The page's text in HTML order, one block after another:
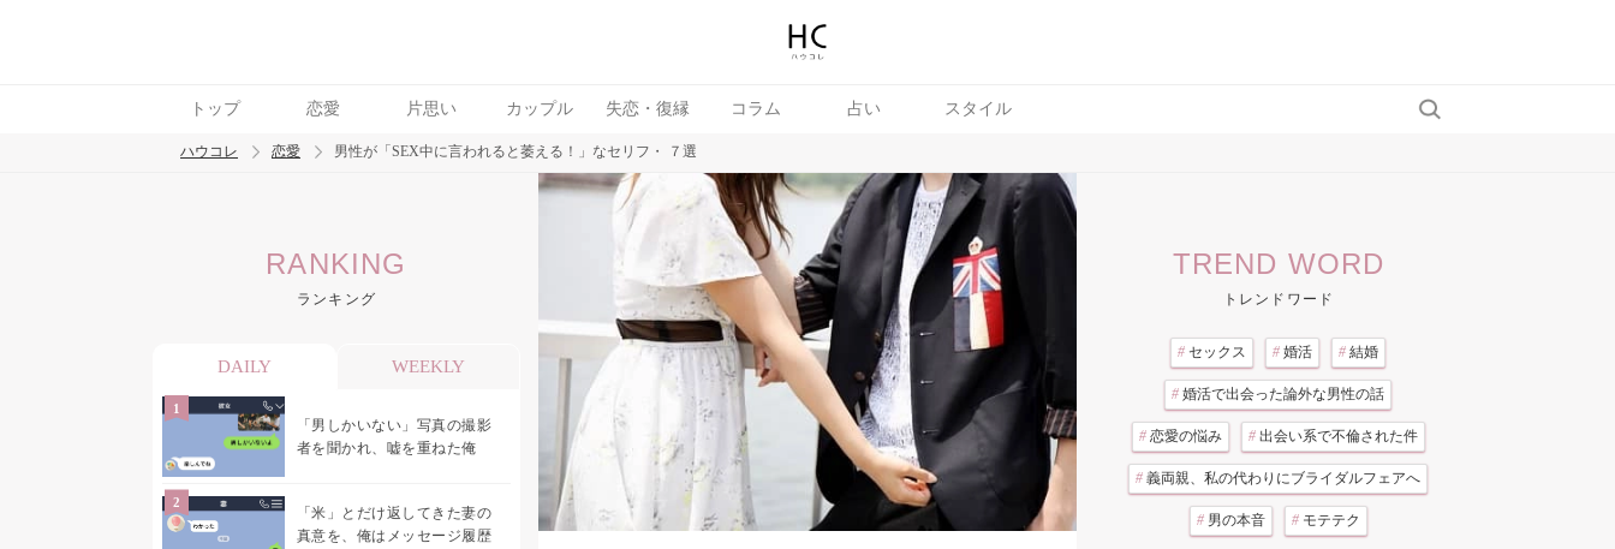
トップ 恋愛 片思い カップル 失恋・復縁 コラム 占い スタイル
トレンド ワード
ハウコレ 恋愛 男性が「SEX中に言われると萎える！」なセリフ・ ７選
RANKING
ランキング
DAILY WEEKLY
「男しかいない」写真の撮影
者を聞かれ、嘘を重ねた俺
「米」とだけ返してきた妻の
真意を、俺はメッセージ履歴
TREND WORD
トレンドワード
# セックス # 婚活 # 結婚
# 婚活で出会った論外な男性の話
# 恋愛の悩み # 出会い系で不倫された件
# 義両親、私の代わりにブライダルフェアへ
# 男の本音 # モテテク